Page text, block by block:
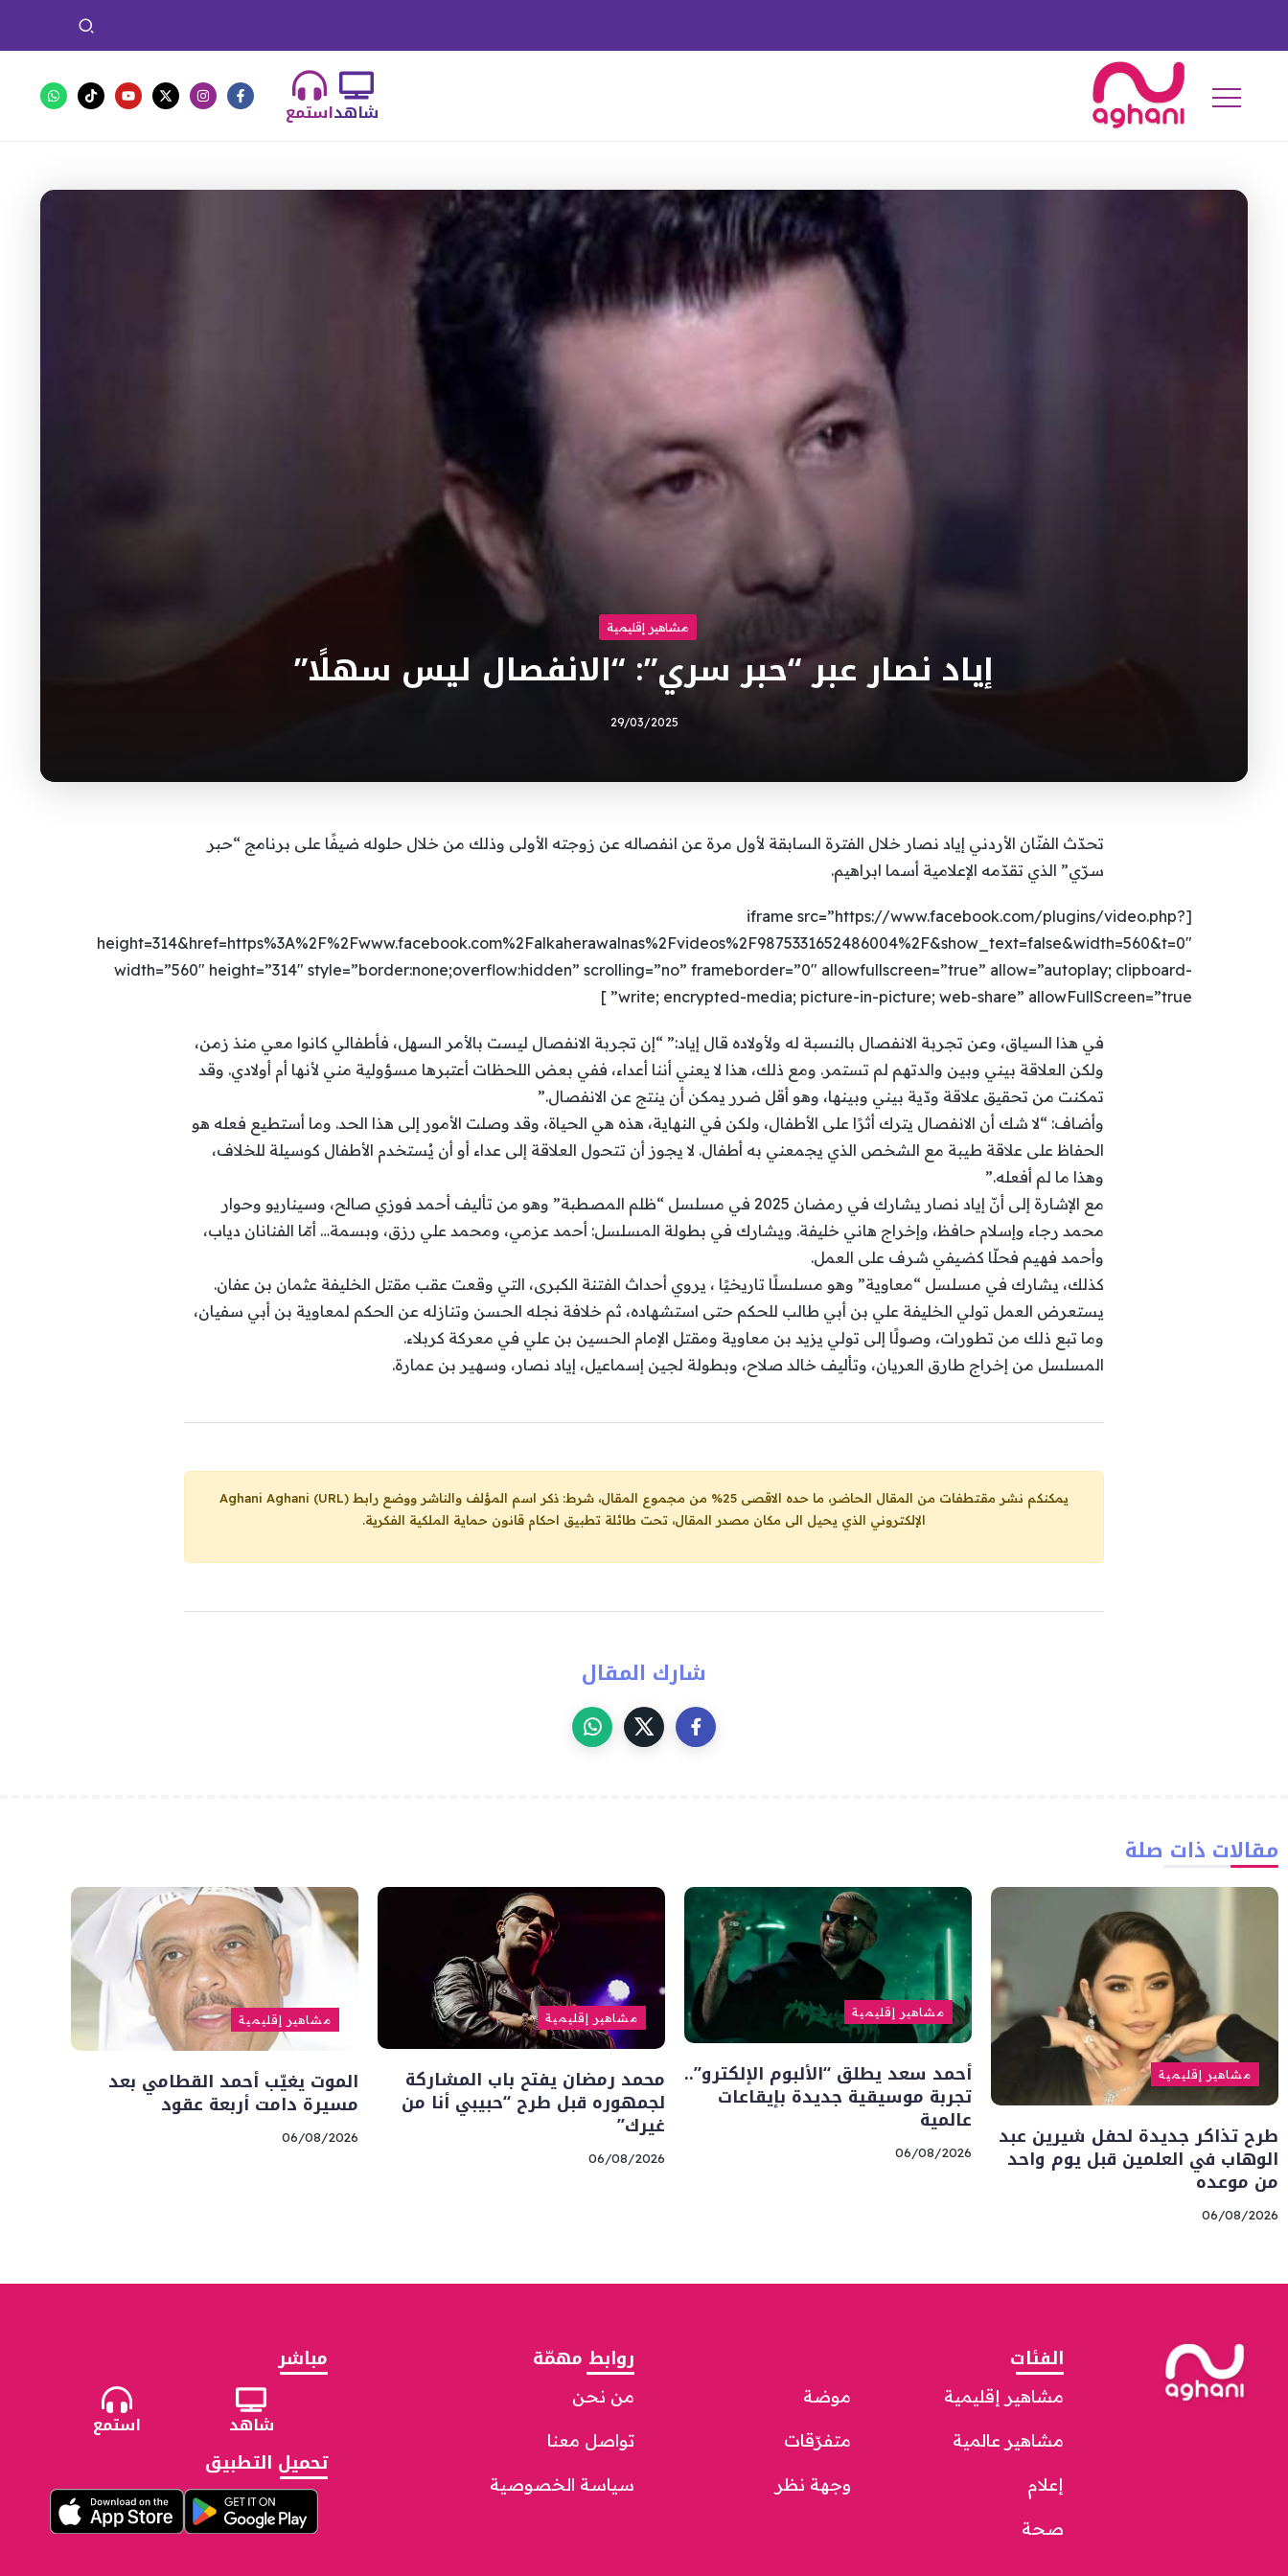
استمعشاهد
مشاهير إقليمية
إياد نصار عبر “حبر سري”: “الانفصال ليس سهلًا”
29/03/2025
تحدّث الفنّان الأردني إياد نصار خلال الفترة السابقة لأول مرة عن انفصاله عن زوجته الأولى وذلك من خلال حلوله ضيفًا على برنامج “حبر
سرّي” الذي تقدّمه الإعلامية أسما ابراهيم.
[iframe src=”https://www.facebook.com/plugins/video.php?
height=314&href=https%3A%2F%2Fwww.facebook.com%2Falkaherawalnas%2Fvideos%2F9875331652486004%2F&show_text=false&width=560&t=0″
width=”560″ height=”314″ style=”border:none;overflow:hidden” scrolling=”no” frameborder=”0″ allowfullscreen=”true” allow=”autoplay; clipboard-
write; encrypted-media; picture-in-picture; web-share” allowFullScreen=”true” ]
في هذا السياق، وعن تجربة الانفصال بالنسبة له ولأولاده قال إياد:” “إن تجربة الانفصال ليست بالأمر السهل، فأطفالي كانوا معي منذ زمن،
ولكن العلاقة بيني وبين والدتهم لم تستمر. ومع ذلك، هذا لا يعني أننا أعداء، ففي بعض اللحظات أعتبرها مسؤولية مني لأنها أم أولادي. وقد
تمكنت من تحقيق علاقة ودّية بيني وبينها، وهو أقل ضرر يمكن أن ينتج عن الانفصال.”
وأضاف: “لا شك أن الانفصال يترك أثرًا على الأطفال، ولكن في النهاية، هذه هي الحياة، وقد وصلت الأمور إلى هذا الحد. وما أستطيع فعله هو
الحفاظ على علاقة طيبة مع الشخص الذي يجمعني به أطفال. لا يجوز أن تتحول العلاقة إلى عداء أو أن يُستخدم الأطفال كوسيلة للخلاف،
وهذا ما لم أفعله.”
مع الإشارة إلى أنّ إياد نصار يشارك في رمضان 2025 في مسلسل “ظلم المصطبة” وهو من تأليف أحمد فوزي صالح، وسيناريو وحوار
محمد رجاء وإسلام حافظ، وإخراج هاني خليفة. ويشارك في بطولة المسلسل: أحمد عزمي، ومحمد علي رزق، وبسمة… أمّا الفنانان دياب،
وأحمد فهيم فحلّا كضيفي شرف على العمل.
كذلك، يشارك في مسلسل “معاوية” وهو مسلسلًا تاريخيًا ، يروي أحداث الفتنة الكبرى، التي وقعت عقب مقتل الخليفة عثمان بن عفان.
يستعرض العمل تولي الخليفة علي بن أبي طالب للحكم حتى استشهاده، ثم خلافة نجله الحسن وتنازله عن الحكم لمعاوية بن أبي سفيان،
وما تبع ذلك من تطورات، وصولًا إلى تولي يزيد بن معاوية ومقتل الإمام الحسين بن علي في معركة كربلاء.
المسلسل من إخراج طارق العريان، وتأليف خالد صلاح، وبطولة لجين إسماعيل، إياد نصار، وسهير بن عمارة.
يمكنكم نشر مقتطفات من المقال الحاضر، ما حده الاقصى 25% من مجموع المقال، شرط: ذكر اسم المؤلف والناشر ووضع رابط
Aghani Aghani (URL)
الإلكتروني الذي يحيل الى مكان مصدر المقال، تحت طائلة تطبيق احكام قانون حماية الملكية الفكرية.
شارك المقال
مقالات ذات صلة
مشاهير إقليمية
طرح تذاكر جديدة لحفل شيرين عبد
الوهاب في العلمين قبل يوم واحد
من موعده
06/08/2026
مشاهير إقليمية
أحمد سعد يطلق “الألبوم الإلكترو”..
تجربة موسيقية جديدة بإيقاعات
عالمية
06/08/2026
مشاهير إقليمية
محمد رمضان يفتح باب المشاركة
لجمهوره قبل طرح “حبيبي أنا من
غيرك”
06/08/2026
مشاهير إقليمية
الموت يغيّب أحمد القطامي بعد
مسيرة دامت أربعة عقود
06/08/2026
الفئات
مشاهير إقليمية
مشاهير عالمية
إعلام
صحة
موضة
متفرّقات
وجهة نظر
روابط مهمّة
من نحن
تواصل معنا
سياسة الخصوصية
مباشر
شاهد استمع
تحميل التطبيق